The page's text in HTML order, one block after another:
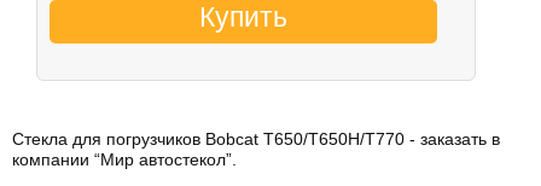
Купить
Стекла для погрузчиков Bobcat T650/T650H/T770 - заказать в
компании “Мир автостекол”.